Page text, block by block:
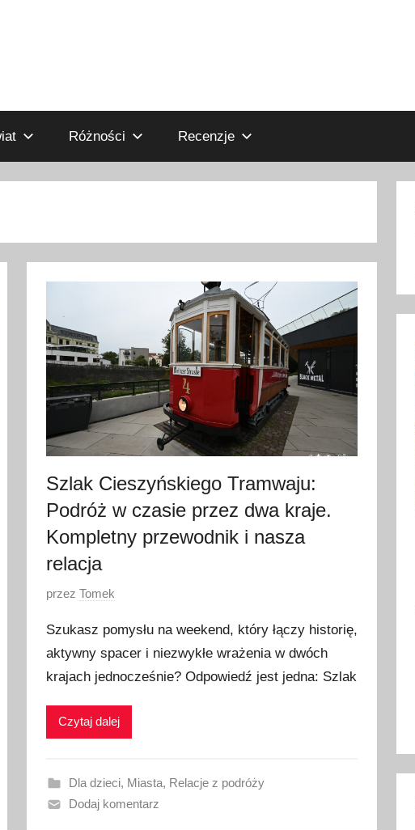
Różności Recenzje
Szlak Cieszyńskiego Tramwaju:
Podróż w czasie przez dwa kraje.
Kompletny przewodnik i nasza
relacja
O
u
b
l
o
a
n
przezTomek
Szukasz pomysłu na weekend, który łączy historię,
aktywny spacer i niezwykłe wrażenia w dwóch
krajach jednocześnie? Odpowiedź jest jedna: Szlak
Czytaj dalej
Dla dzieci, Miasta, Relacje z podróży
Dodaj komentarz